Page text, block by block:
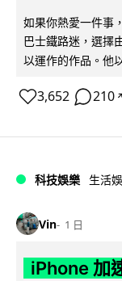
如果你熱愛一件事
巴士鐵路迷，選擇
以運作的作品。他
3,652 210 ↗
科技娛樂 生活
Vin 1 日
iPhone 加